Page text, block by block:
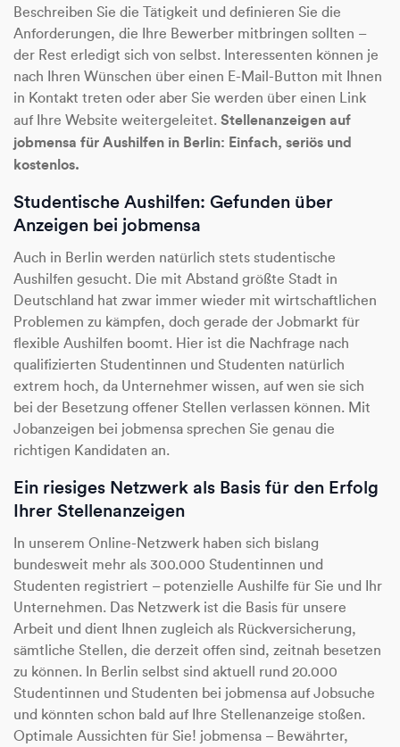
Beschreiben Sie die Tätigkeit und definieren Sie die
Anforderungen, die Ihre Bewerber mitbringen sollten –
der Rest erledigt sich von selbst. Interessenten können je
nach Ihren Wünschen über einen E-Mail-Button mit Ihnen
in Kontakt treten oder aber Sie werden über einen Link
auf Ihre Website weitergeleitet. Stellenanzeigen auf
jobmensa für Aushilfen in Berlin: Einfach, seriös und
kostenlos.
Studentische Aushilfen: Gefunden über
Anzeigen bei jobmensa
Auch in Berlin werden natürlich stets studentische
Aushilfen gesucht. Die mit Abstand größte Stadt in
Deutschland hat zwar immer wieder mit wirtschaftlichen
Problemen zu kämpfen, doch gerade der Jobmarkt für
flexible Aushilfen boomt. Hier ist die Nachfrage nach
qualifizierten Studentinnen und Studenten natürlich
extrem hoch, da Unternehmer wissen, auf wen sie sich
bei der Besetzung offener Stellen verlassen können. Mit
Jobanzeigen bei jobmensa sprechen Sie genau die
richtigen Kandidaten an.
Ein riesiges Netzwerk als Basis für den Erfolg
Ihrer Stellenanzeigen
In unserem Online-Netzwerk haben sich bislang
bundesweit mehr als 300.000 Studentinnen und
Studenten registriert – potenzielle Aushilfe für Sie und Ihr
Unternehmen. Das Netzwerk ist die Basis für unsere
Arbeit und dient Ihnen zugleich als Rückversicherung,
sämtliche Stellen, die derzeit offen sind, zeitnah besetzen
zu können. In Berlin selbst sind aktuell rund 20.000
Studentinnen und Studenten bei jobmensa auf Jobsuche
und könnten schon bald auf Ihre Stellenanzeige stoßen.
Optimale Aussichten für Sie! jobmensa – Bewährter,